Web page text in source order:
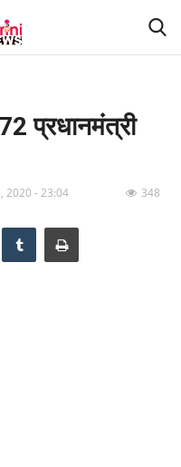
प्रधानमंत्री
2020 - 23:04 348